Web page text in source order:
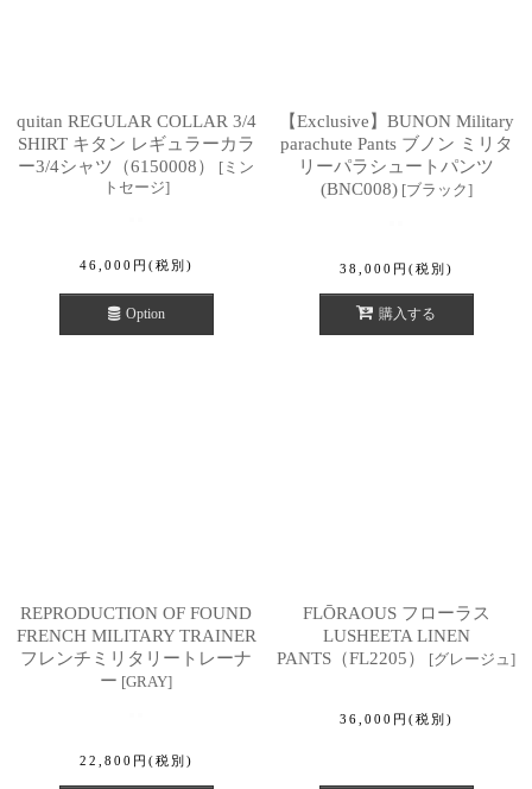
quitan REGULAR COLLAR 3/4
SHIRT キタン レギュラーカラ
ー3/4シャツ（6150008）
[ ミン
トセージ]
46,000 円 (税別)
Option
【Exclusive】BUNON Military
parachute Pants ブノン ミリタ
リーパラシュートパンツ
(BNC008) [ブラック]
38,000 円 (税別)
購入する
REPRODUCTION OF FOUND
FRENCH MILITARY TRAINER
フレンチミリタリートレーナ
ー [GRAY]
22,800 円 (税別)
FLŌRAOUS フローラス
LUSHEETA LINEN
PANTS（FL2205）
[グレージュ ]
36,000 円 (税別)